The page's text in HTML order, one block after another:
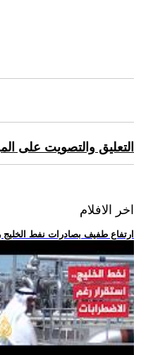
التعليق والتصويت على
اخر الافلام
.. ارتفاع طفيف بصادرات نفط